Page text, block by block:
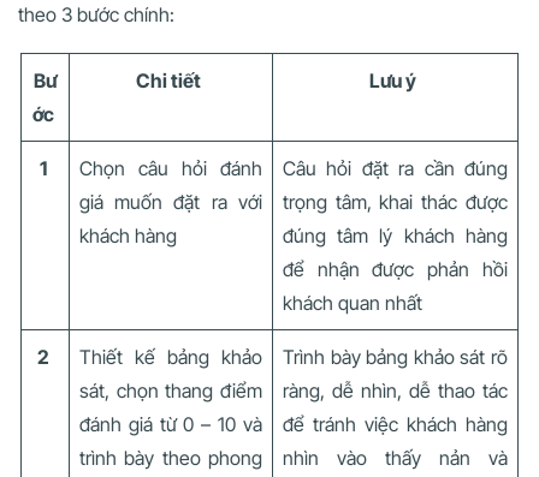
theo 3 bước chính:
Bư
ớc
Chi tiết Lưu ý
1
Chọn câu hỏi đánh
giá muốn đặt ra với
khách hàng
Câu hỏi đặt ra cần đúng
trọng tâm, khai thác được
đúng tâm lý khách hàng
để nhận được phản hồi
khách quan nhất
2
Thiết kế bảng khảo
sát, chọn thang điểm
đánh giá từ 0 – 10 và
trình bày theo phong
Trình bày bảng khảo sát rõ
ràng, dễ nhìn, dễ thao tác
để tránh việc khách hàng
nhìn vào thấy nản và